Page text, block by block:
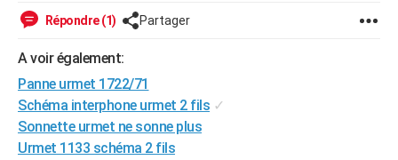
Guides de France
Escapades
Patrimoine
Expositions
Musées
Week-end nature
Art de vivre
Bien-être
Loisirs
Mode
Modes de vie
Alimentation
Guide de la santé
Maladies
Médicaments
Sommeil
VOYAGE
PHOTO
Répondre (1) Partager
A voir également:
Panne urmet 1722/71
Schéma interphone urmet 2 fils ✓
Sonnette urmet ne sonne plus
Urmet 1133 schéma 2 fils